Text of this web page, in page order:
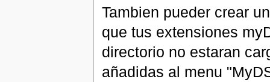
Tambien pueder crear
que tus extensiones
directorio no estaran
añadidas al menu